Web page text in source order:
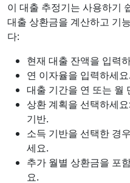
이 대출 추정기는 사용하기
대출 상환금을 계산하고 기
다:
현재 대출 잔액을 입력
연 이자율을 입력하세요.
대출 기간을 연 또는 월
상환 계획을 선택하세
기반.
소득 기반을 선택한 경
세요.
추가 월별 상환금을 포
요.